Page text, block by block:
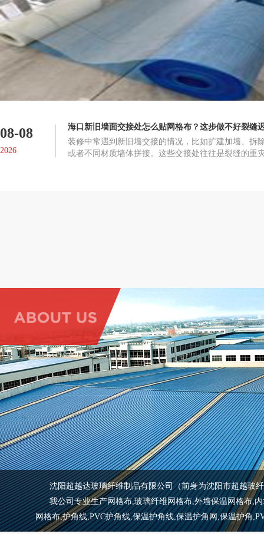
08-08
2026
海口新旧墙面交接处怎么贴网格布？这步做不好裂缝
装修中常遇到新旧墙交接的情况，比如扩建加墙、拆
或者不同材质墙体拼接。这些交接处往往是裂缝的重
沈阳超越达玻璃纤维制品有限公司（前身为沈阳市超越玻纤
我公司专业生产网格布,玻璃纤维网格布,外墙保温网格布,内
网格布,护角线,PVC护角线,保温护角线,保温护角网,保温护角